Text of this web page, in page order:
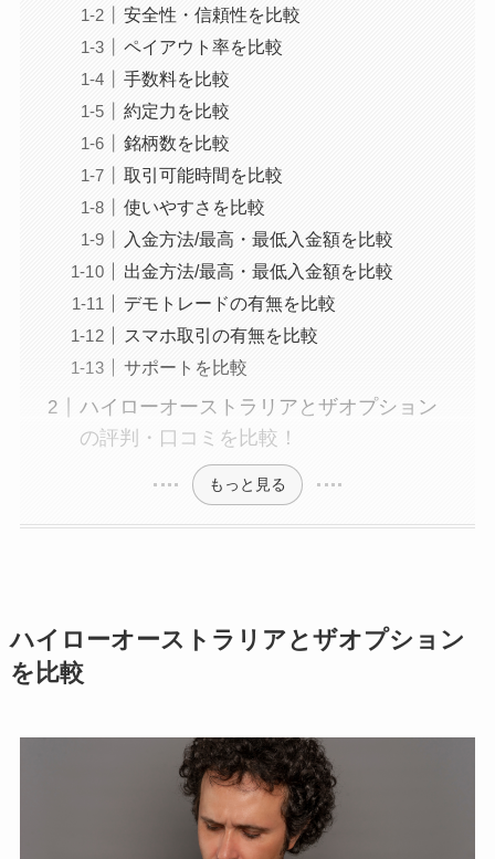
安全性・信頼性を比較
ペイアウト率を比較
手数料を比較
約定力を比較
銘柄数を比較
取引可能時間を比較
使いやすさを比較
入金方法/最高・最低入金額を比較
出金方法/最高・最低入金額を比較
デモトレードの有無を比較
スマホ取引の有無を比較
サポートを比較
ハイローオーストラリアとザオプション
の評判・口コミを比較！
もっと見る
ハイローオーストラリアとザオプション
を比較